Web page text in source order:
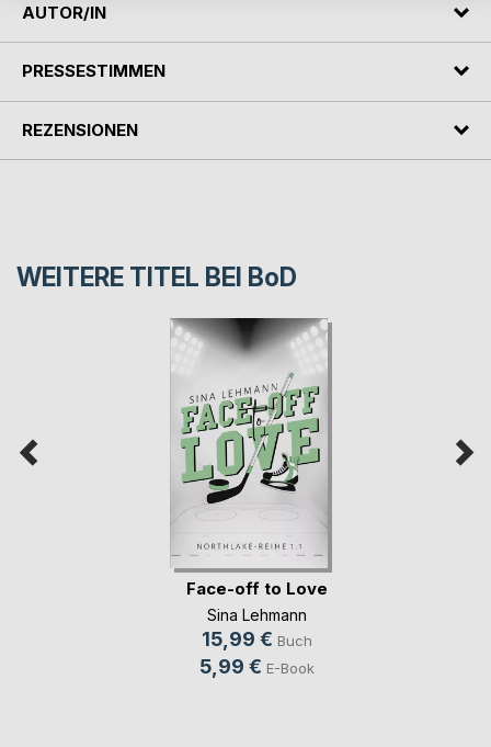
AUTOR/IN
PRESSESTIMMEN
REZENSIONEN
WEITERE TITEL BEI BoD
Face-off to Love
Sina Lehmann
15,99 € Buch
5,99 € E-Book